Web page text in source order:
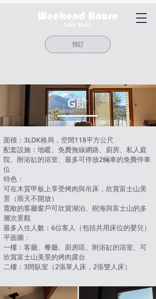
預訂
G艙
面積：3LDK格局，空間118平方公尺
配套設施：地暖、免費無線網路、廚房、私人庭
院、附浴缸的浴室、最多可停放2輛車的免費停車
位
特色：
可在木質甲板上享受烤肉與吊床，欣賞富士山美
景（雨天不開放）
寬敞的客廳窗戶可欣賞湖泊、樹海與富士山的多
層次景觀
最多入住人數：6位客人（包括共用床位的嬰兒）
平面圖：
一樓：客廳、餐廳、廚房區、附浴缸的浴室、可
欣賞富士山美景的烤肉露台
二樓：3間臥室（2張單人床，2張雙人床）